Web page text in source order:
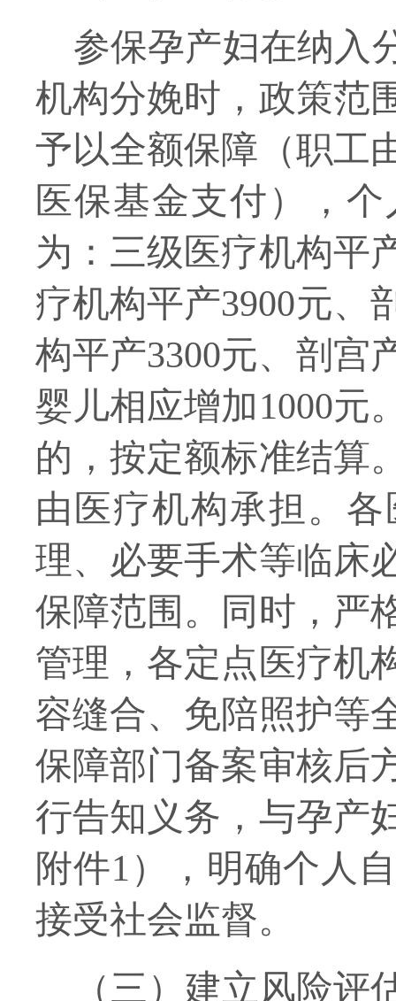
参保孕产妇在纳入
机构分娩时，政策范
予以全额保障（职工
医保基金支付），
为：三级医疗机构平
疗机构平产3900元、
构平产3300元、剖宫
婴儿相应增加1000元
的，按定额标准结算
由医疗机构承担。
理、必要手术等临床
保障范围 。同时， 严
管理，各定点医疗机
容缝合、免陪照护等
保障部门备案审核后
行告知义务，与孕产
附件1），明确个人
接受社会监督。
（三）建立风险评